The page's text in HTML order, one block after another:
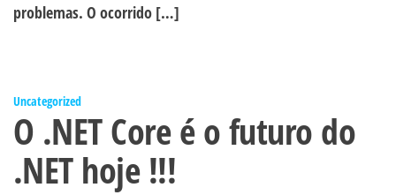
problemas. O ocorrido […]
Uncategorized
O .NET Core é o futuro do
.NET hoje !!!